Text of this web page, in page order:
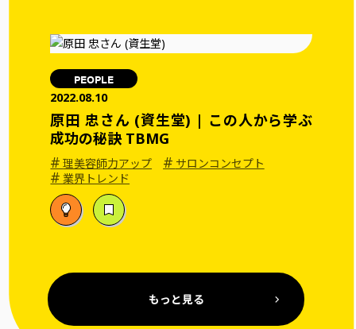
PEOPLE
2022.08.10
原田 忠さん (資生堂) | この人から学ぶ
成功の秘訣 TBMG
#理美容師力アップ # サロンコンセプト
#業界トレンド
もっと見る